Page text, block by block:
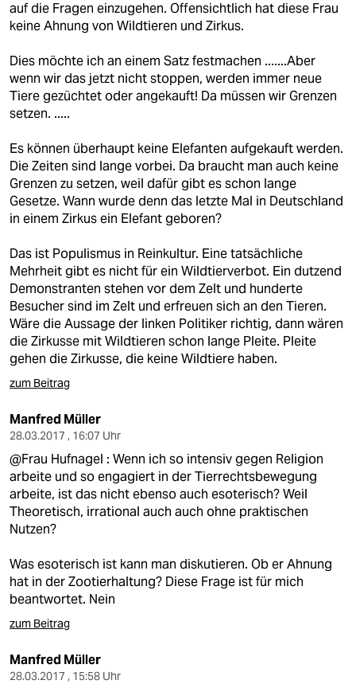
auf die Fragen einzugehen. Offensichtlich hat diese Frau
keine Ahnung von Wildtieren und Zirkus.
Dies möchte ich an einem Satz festmachen .......Aber
wenn wir das jetzt nicht stoppen, werden immer neue
Tiere gezüchtet oder angekauft! Da müssen wir Grenzen
setzen. .....
Es können überhaupt keine Elefanten aufgekauft werden.
Die Zeiten sind lange vorbei. Da braucht man auch keine
Grenzen zu setzen, weil dafür gibt es schon lange
Gesetze. Wann wurde denn das letzte Mal in Deutschland
in einem Zirkus ein Elefant geboren?
Das ist Populismus in Reinkultur. Eine tatsächliche
Mehrheit gibt es nicht für ein Wildtierverbot. Ein dutzend
Demonstranten stehen vor dem Zelt und hunderte
Besucher sind im Zelt und erfreuen sich an den Tieren.
Wäre die Aussage der linken Politiker richtig, dann wären
die Zirkusse mit Wildtieren schon lange Pleite. Pleite
gehen die Zirkusse, die keine Wildtiere haben.
zum Beitrag
Manfred Müller
28.03.2017 , 16:07 Uhr
@Frau Hufnagel : Wenn ich so intensiv gegen Religion
arbeite und so engagiert in der Tierrechtsbewegung
arbeite, ist das nicht ebenso auch esoterisch? Weil
Theoretisch, irrational auch auch ohne praktischen
Nutzen?
Was esoterisch ist kann man diskutieren. Ob er Ahnung
hat in der Zootierhaltung? Diese Frage ist für mich
beantwortet. Nein
zum Beitrag
Manfred Müller
28.03.2017 , 15:58 Uhr